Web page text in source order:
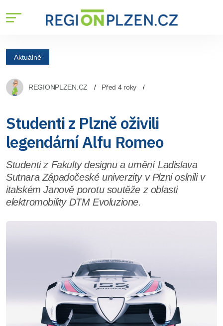
Aktuálně
REGIONPLZEN.CZ Před 4 roky
Studenti z Plzně oživili
legendární Alfu Romeo
Studenti z Fakulty designu a umění Ladislava
Sutnara Západočeské univerzity v Plzni oslnili v
italském Janově porotu soutěže z oblasti
elektromobility DTM Evoluzione.